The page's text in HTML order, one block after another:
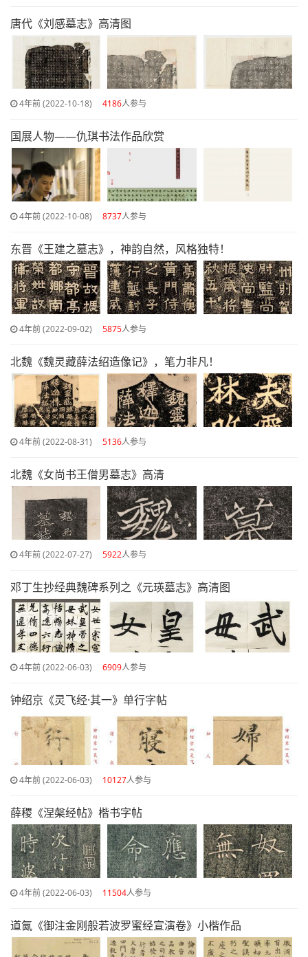
唐代《刘感墓志》高清图
4年前 (2022-10-18) 4186人参与
国展人物——仇琪书法作品欣赏
4年前 (2022-10-08) 8737人参与
东晋《王建之墓志》，神韵自然，风格独特！
4年前 (2022-09-02) 5875人参与
北魏《魏灵藏薛法绍造像记》，笔力非凡​！
4年前 (2022-08-31) 5136人参与
北魏《女尚书王僧男墓志》高清
4年前 (2022-07-27) 5922人参与
邓丁生抄经典魏碑系列之《元瑛墓志》高清图
4年前 (2022-06-03) 6909人参与
钟绍京《灵飞经·其一》单行字帖
4年前 (2022-06-03) 10127人参与
薛稷《涅槃经帖》楷书字帖
4年前 (2022-06-03) 11504人参与
道氤《御注金刚般若波罗蜜经宣演卷》小楷作品